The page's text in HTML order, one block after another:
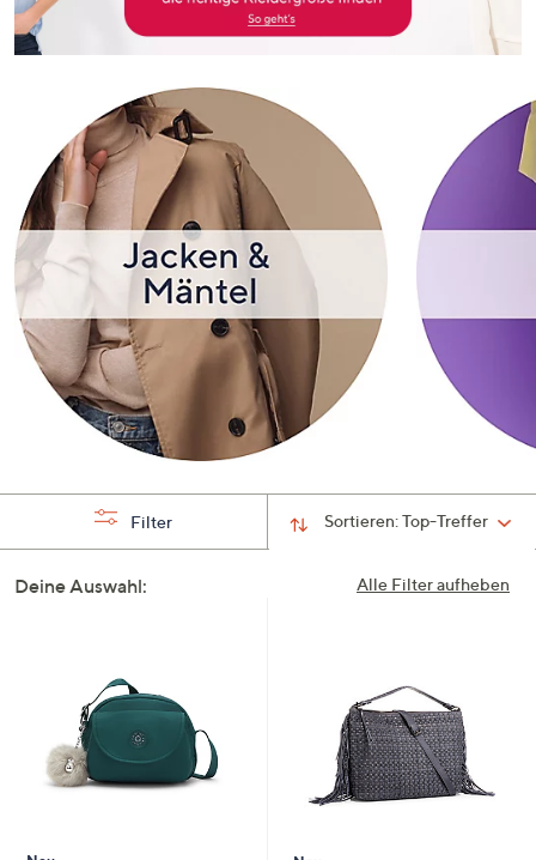
Sortieren:Top-Treffer
Filter
Alle Filter aufheben
Deine Auswahl: